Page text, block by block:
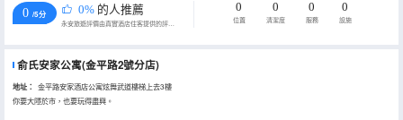
0 /5分 0% 的人推薦
永安旅遊評價由真實酒店住客提供的評價。
0
位置
0
清潔度
0
服務
0
設施
俞氏安家公寓(金平路2號分店)
地址：
金平路安家酒店公寓炫舞武道樓梯上去3樓
你要大隱於市，也要玩得盡興。